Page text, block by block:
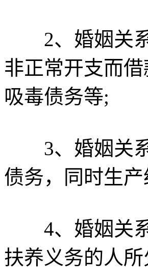
2、婚姻关系
非正常开支而
吸毒债务等;
3、婚姻关系
债务，同时生
4、婚姻关系
扶养义务的人